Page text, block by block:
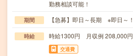
勤務相談可能！
期間 【急募】即日～長期 ※即日～！
時給 時給1300円 月収例 208,000円
交通費